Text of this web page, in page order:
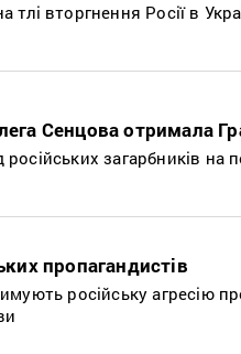
вторгнення Росії в
Сенцова отримала
загарбників на
пропагандистів
російську агресію